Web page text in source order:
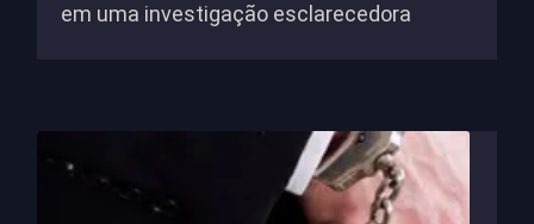
em uma investigação esclarecedora